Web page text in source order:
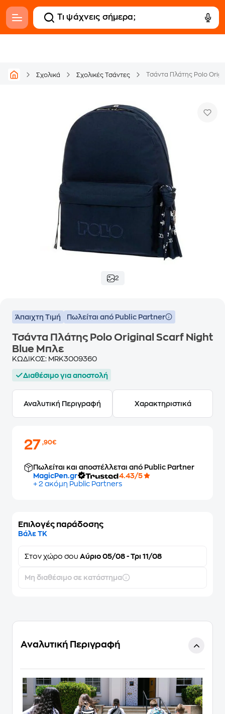
Σχολικά Σχολικές Τσάντες Τσάντα Πλάτης Polo
2
Άπαιχτη Τιμή Πωλείται από Public Partner
Τσάντα Πλάτης Polo Original Scarf Night
Blue Μπλε
ΚΩΔΙΚΟΣ: MRK3009360
Διαθέσιμο για αποστολή
Αναλυτική Περιγραφή Χαρακτηριστικά
27,90€
Πωλείται και αποστέλλεται από Public Partner
MagicPen.gr
4.43/5
+ 2 ακόμη Public Partners
Επιλογές παράδοσης
Βάλε ΤΚ
Στον χώρο σου Αύριο 05/08 - Τρι 11/08
Μη διαθέσιμο σε κατάστημα
Αναλυτική Περιγραφή